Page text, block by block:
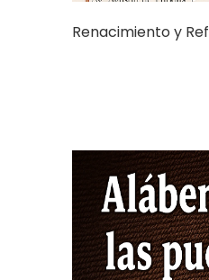
Renacimiento y